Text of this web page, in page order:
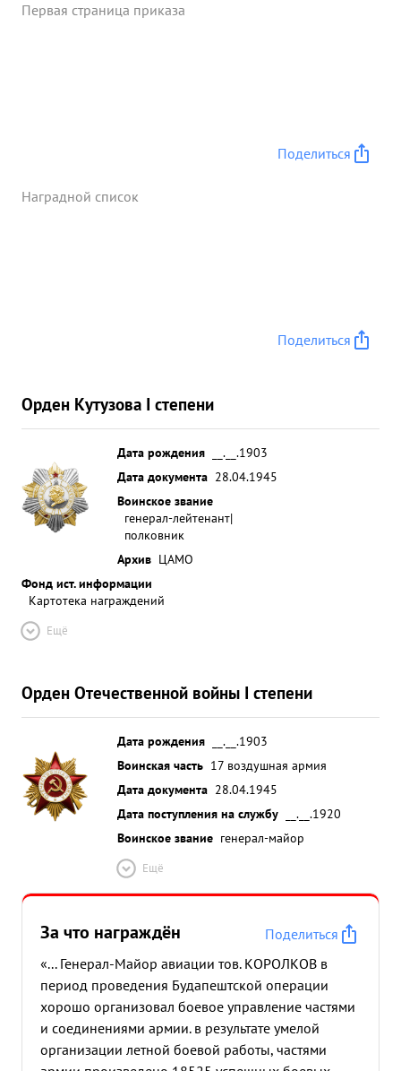
Первая страница приказа
Поделиться
Наградной список
Поделиться
Орден Кутузова I степени
Дата рождения
__.__.1903
Дата документа 28.04.1945
Воинское звание
генерал-лейтенант|
полковник
Архив ЦАМО
Фонд ист. информации
Картотека награждений
Ещё
Орден Отечественной войны I степени
Дата рождения
__.__.1903
Воинская часть 17 воздушная армия
Дата документа 28.04.1945
Дата поступления на службу
__.__.1920
Воинское звание генерал-майор
Ещё
За что награждён
Поделиться
«... Генерал-Майор авиации тов. КОРОЛКОВ в
период проведения Будапештской операции
хорошо организовал боевое управление частями
и соединениями армии. в результате умелой
организации летной боевой работы, частями